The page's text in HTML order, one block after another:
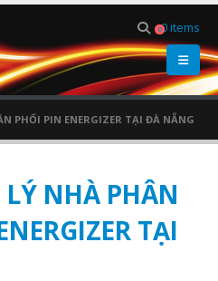
00 items
PHỐI PIN ENERGIZER TẠI ĐÀ NẴNG
NHÀ PHÂN
TẠI